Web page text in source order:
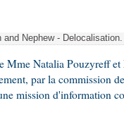
Nephew -
Mme Natalia Pouzyreff
par la commission
mission d'information